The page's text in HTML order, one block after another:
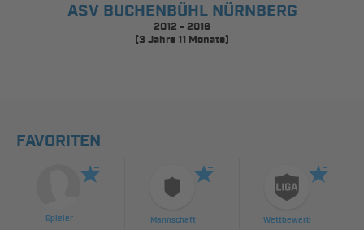
ASV BUCHENBÜHL NÜRNBERG
2012 - 2016
(3 Jahre 11 Monate)
FAVORITEN
Spieler Mannschaft Wettbewerb